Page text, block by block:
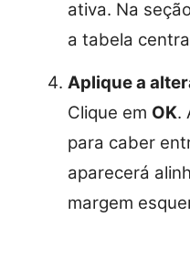
ativa. Na
a tabela
Aplique a
Clique em OK.
para caber
aparecerá
margem